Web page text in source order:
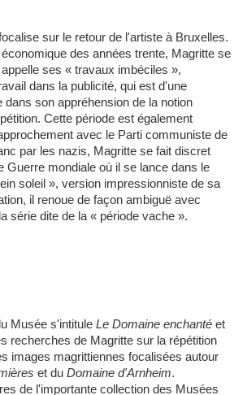
sur le retour de l'artiste à Bruxelles.
des années trente, Magritte se
ses « travaux imbéciles »,
dans la publicité, qui est d'une
dans son appréhension de la notion
Cette période est également
avec le Parti communiste de
par les nazis, Magritte se fait discret
Guerre mondiale où il se lance dans le
soleil », version impressionniste de sa
il renoue de façon ambiguë avec
série dite de la « période vache ».
Musée s'intitule Le Domaine enchanté et
recherches de Magritte sur la répétition
images magrittiennes focalisées autour
et du Domaine d'Arnheim.
de l'importante collection des Musées